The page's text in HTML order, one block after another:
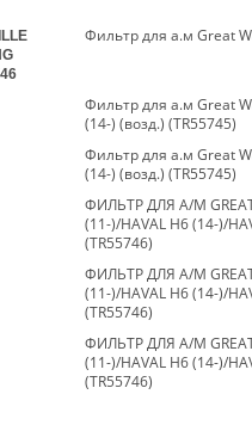
Фильтр для а.м Great
(14-) (возд.) (TR55745)
Фильтр для а.м Great
(14-) (возд.) (TR55745)
ФИЛЬТР ДЛЯ А/М GREAT
(11-)/HAVAL H6 (14-)/
(TR55746)
ФИЛЬТР ДЛЯ А/М GREAT
(11-)/HAVAL H6 (14-)/
(TR55746)
ФИЛЬТР ДЛЯ А/М GREAT
(11-)/HAVAL H6 (14-)/
(TR55746)